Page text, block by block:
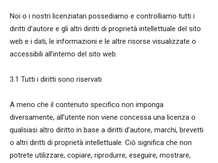
Noi o i nostri licenziatari possediamo e controlliamo tutti i
diritti d’autore e gli altri diritti di proprietà intellettuale del sito
web e i dati, le informazioni e le altre risorse visualizzate o
accessibili all’interno del sito web.
3.1 Tutti i diritti sono riservati
A meno che il contenuto specifico non imponga
diversamente, all’utente non viene concessa una licenza o
qualsiasi altro diritto in base a diritti d’autore, marchi, brevetti
o altri diritti di proprietà intellettuale. Ciò significa che non
potrete utilizzare, copiare, riprodurre, eseguire, mostrare,